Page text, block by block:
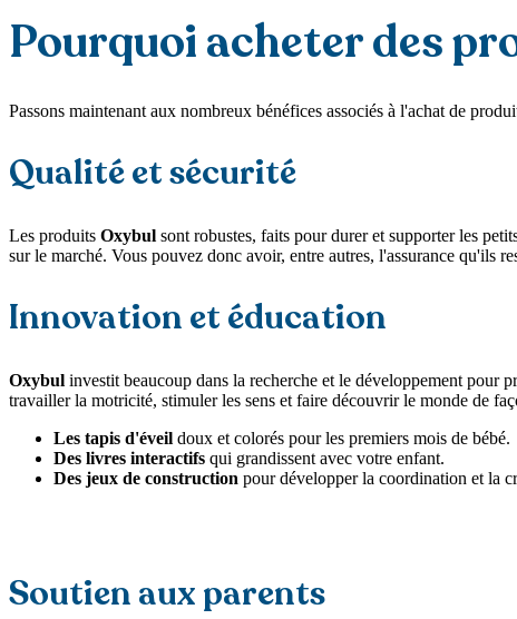
Pourquoi acheter des
Passons maintenant aux nombreux bénéfices associés à l'achat de
Qualité et sécurité
Les produits Oxybul sont robustes, faits pour durer et supporter les
sur le marché. Vous pouvez donc avoir, entre autres, l'assurance qu'ils
Innovation et éducation
Oxybul investit beaucoup dans la recherche et le développement pour
travailler la motricité, stimuler les sens et faire découvrir le monde de
Les tapis d'éveil doux et colorés pour les premiers mois de bébé.
Des livres interactifs qui grandissent avec votre enfant.
Des jeux de construction pour développer la coordination et la
Soutien aux parents